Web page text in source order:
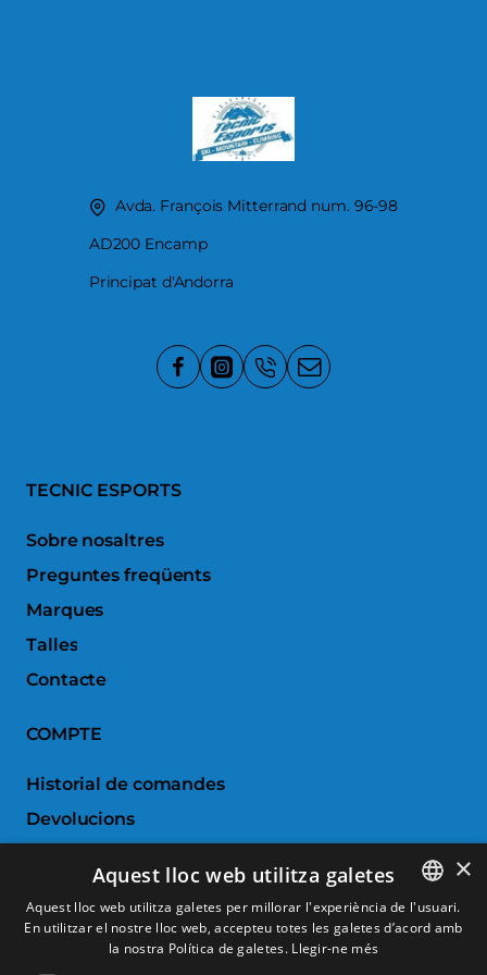
Avda. François Mitterrand num. 96-98
AD200 Encamp
Principat d'Andorra
TECNIC ESPORTS
Sobre nosaltres
Preguntes freqüents
Marques
Talles
Contacte
COMPTE
Historial de comandes
Devolucions
Comparar productes
SERVEI AL CLIENT
SPANISH
×
Aquest lloc web utilitza galetes
Aquest lloc web utilitza galetes per millorar l'experiència de l'usuari.
En utilitzar el nostre lloc web, accepteu totes les galetes d’acord amb
la nostra Política de galetes. Llegir-ne més